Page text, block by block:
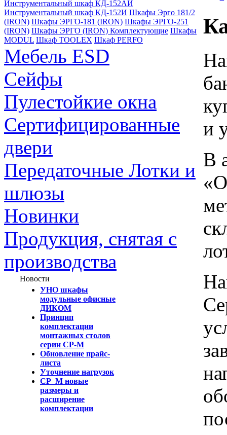
Инструментальный шкаф КД-152АИ
Инструментальный шкаф КД-152И Шкафы Эрго 181/2
(IRON) Шкафы ЭРГО-181 (IRON) Шкафы ЭРГО-251
(IRON) Шкафы ЭРГО (IRON) Комплектующие Шкафы
MODUL Шкаф TOOLEX Шкаф PERFO
Мебель ESD
Сейфы
Пулестойкие окна
Сертифицированные
двери
Передаточные Лотки и
шлюзы
Новинки
Продукция, снятая с
производства
Новости
УНО шкафы
модульные офисные
ДИКОМ
Принцип
комплектации
монтажных столов
серии СР-М
Обновление прайс-
листа
Уточнение нагрузок
СР_М новые
размеры и
расширение
комплектации
и
В